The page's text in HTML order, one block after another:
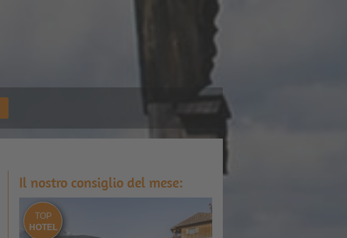
Il nostro consiglio del mese:
TOP
HOTEL